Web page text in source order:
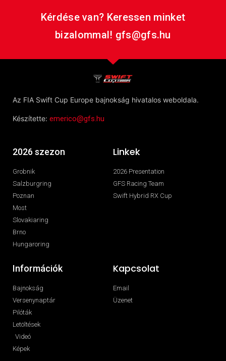
Kérdése van? Keressen minket
bizalommal! gfs@gfs.hu
Az FIA Swift Cup Europe bajnokság hivatalos weboldala.
Készítette: emerico@gfs.hu
2026 szezon
Grobnik
Salzburgring
Poznan
Most
Slovakiaring
Brno
Hungaroring
Linkek
2026 Presentation
GFS Racing Team
Swift Hybrid RX Cup
Információk
Bajnokság
Versenynaptár
Pilóták
Letöltések
Videó
Képek
Kapcsolat
Email
Üzenet